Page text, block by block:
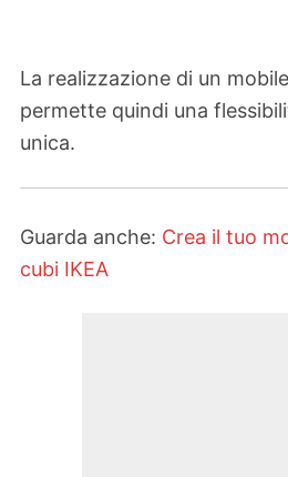
La realizzazione di un
permette quindi una
unica.
Guarda anche: Crea il tuo
cubi IKEA